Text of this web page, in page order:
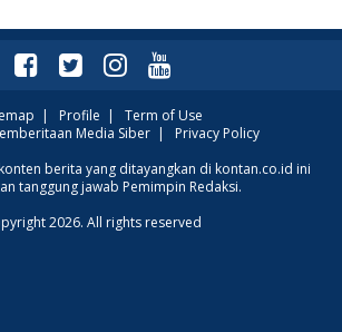
| Profile | Term of Use
Media Siber| Privacy Policy
berita yang ditayangkan di kontan.co.id ini
tanggung jawab Pemimpin Redaksi.
2026. All rights reserved